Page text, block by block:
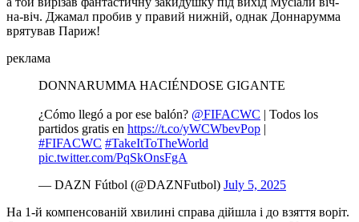
на-віч. Джамал пробив у правий нижній, однак Доннарумма
врятував Париж!
реклама
DONNARUMMA HACIÉNDOSE GIGANTE
¿Cómo llegó a por ese balón? @FIFACWC | Todos los
partidos gratis en https://t.co/yWCWbevPop |
#FIFACWC #TakeItToTheWorld
pic.twitter.com/PqSkOnsFgA
— DAZN Fútbol (@DAZNFutbol) July 5, 2025
На 1-й компенсованій хвилині справа дійшла і до взяття воріт.